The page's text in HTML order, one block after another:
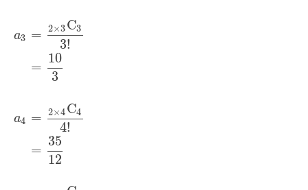
a3
a4
= 2×3C3
3!
=
10
3
= 2×4C4
4!
=
35
12